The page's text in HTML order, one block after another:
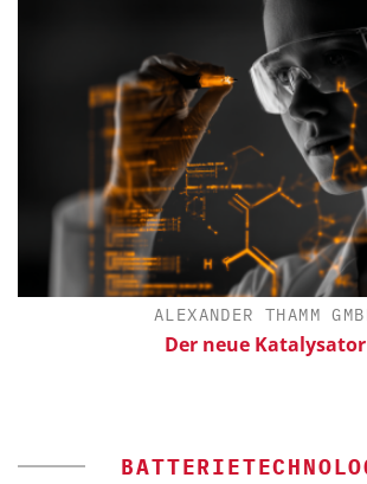
ALEXANDER THAMM
Der neue Katalysator